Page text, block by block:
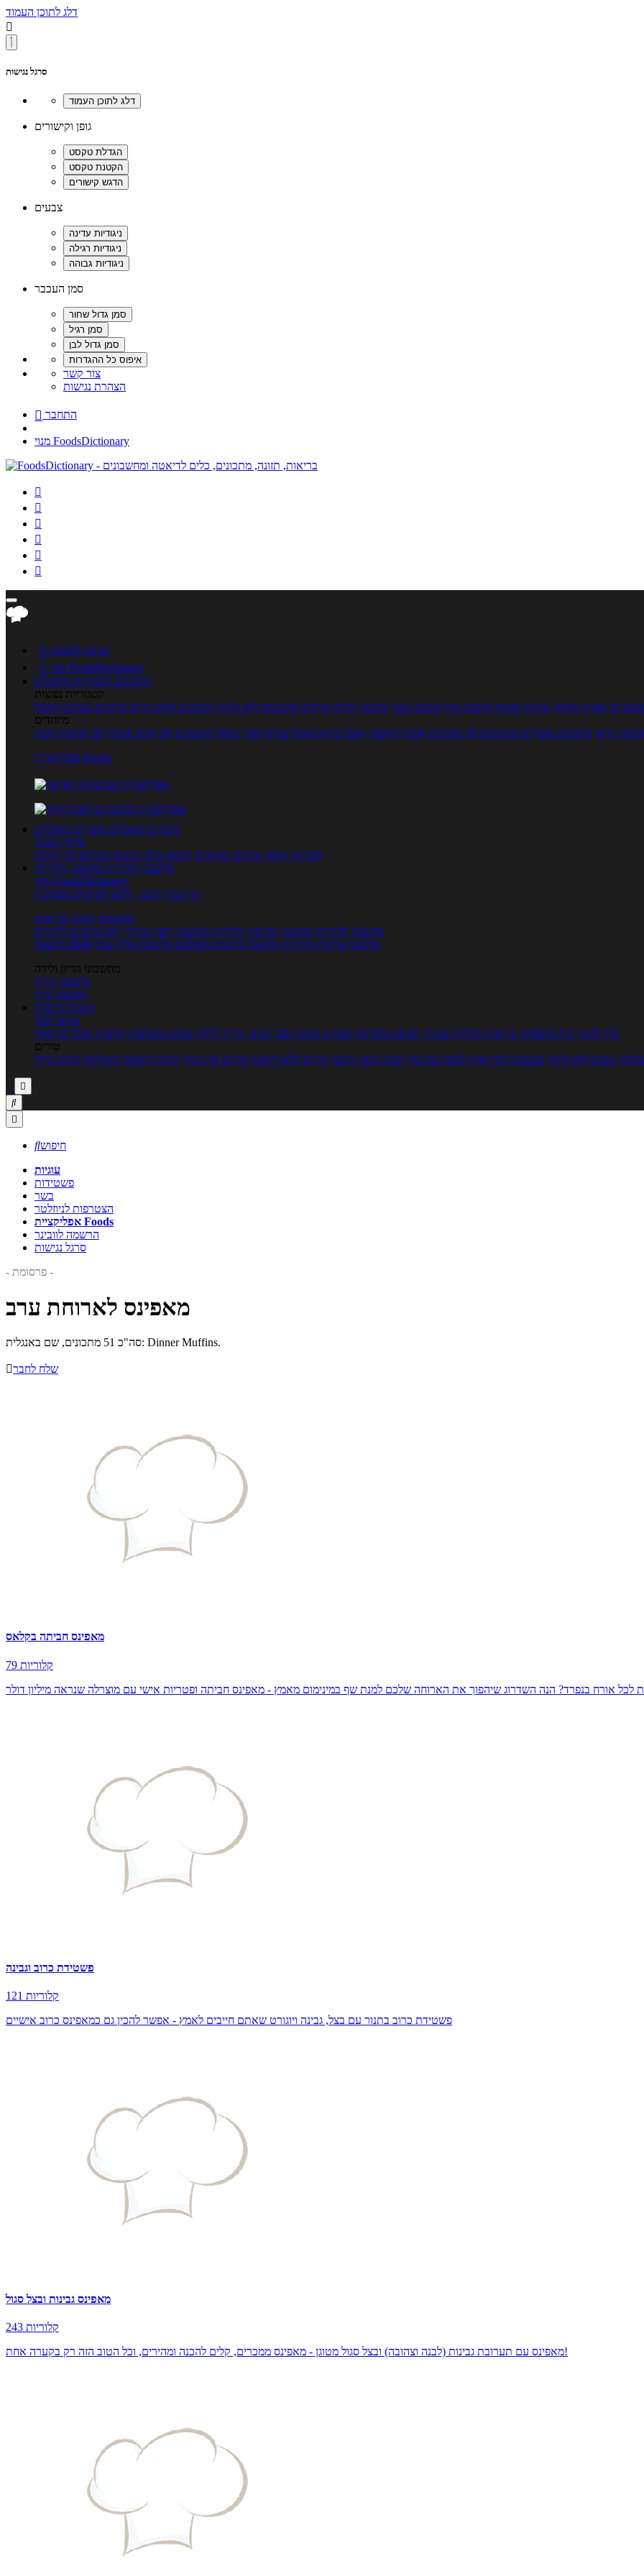
דלג לתוכן העמוד

סרגל נגישות
גופן וקישורים
צבעים
סמן העכבר
צור קשר
הצהרת נגישות
 התחבר
מנוי FoodsDictionary






 כניסה לחשבון

מנוי FoodsDictionary
מתכונים קטגוריות מתכונים
קטגוריות נפוצות
אפייה מוקפץ עוגיות פסטה מתכוני עוף מתכוני בשר מתכוני ילדים מרקים מתכונים ללא גלוטן מתכונים לסוכרתיים טרנדים בעולם האוכל
מיוחדים
וידאו מתכונים עשירים מתכונים לפי מצרכים אוכל דיאטטי אוכל בריא מאכלי עדות ספרי בישול מתכונים לפי חגים ועונות לפי שיטות הכנה
אפליקציית Foods
מוצרים ומאכלים מוצרים ומאכלים
מילון האוכל
תפריטי תזונה ערכים תזונתיים חיפוש ע"פ רכיבים מכילים הכי הרבה
מחשבון קלוריות מחשבון קלוריות
מנוי FoodsDictionary
5 ימי ניסיון חינם - לחצו לפרטים נוספים
מחשבוני תזונה ובריאות
מחשבון קלוריות מחשבון שריפת קלוריות מחשבון דופק מטרה יחס מותניים לירכיים
מחשבון BMI
מחשבון צריכת קלוריות מחשבון מינונים מומלצים מחשבון אחוז שומן
מחשבוני הריון ולידה
מחשבון הריון
מחשבון ביוץ
כתבות כתבות
ערוצי תוכן
איך להכין בית ומשפחה בריאות מחלות ובעיות רפואה משלימה ספורט וכושר גופני נשים, הריון ולידה טיפים והמלצות חדשות אוכל ובריאות
טורים
טעים ללא גלוטן טבעונות לבריאות לבשל כמו שף תזונה לבטן רגועה מרזים ללא דיאטה מזיזים את הגוף הרזיה ורפואה משלימה גורמה ביתי



חיפוש
עוגיות
פשטידות
בשר
הצטרפות לניוזלטר
אפליקציית Foods
הרשמה לוובינר
סרגל נגישות
- פרסומת -
מאפינס לארוחת ערב
סה"כ 51 מתכונים, שם באנגלית: Dinner Muffins.
שלח לחבר
מאפינס חביתה בקלאס
79 קלוריות
לכל אורח בנפרד? הנה השדרוג שיהפוך את הארוחה שלכם למנת שף במינימום מאמץ - מאפינס חביתה ופטריות אישי עם מוצרלה שנראה מיליון דולר
פשטידת כרוב וגבינה
121 קלוריות
פשטידת כרוב בתנור עם בצל, גבינה ויוגורט שאתם חייבים לאמץ - אפשר להכין גם כמאפינס כרוב אישיים
מאפינס גבינות ובצל סגול
243 קלוריות
מאפינס עם תערובת גבינות (לבנה וצהובה) ובצל סגול מטוגן - מאפינס ממכרים, קלים להכנה ומהירים, וכל הטוב הזה רק בקערה אחת!